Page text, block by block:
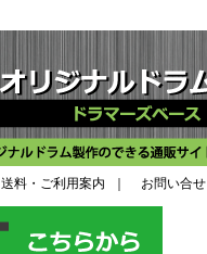
送料・ご利用案内 お問い合せ